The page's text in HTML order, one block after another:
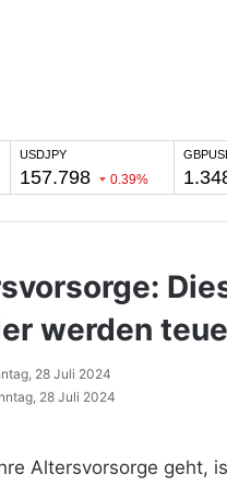
werden
28 Juli 2024
28 Juli 2024
Altersvorsorge geht,